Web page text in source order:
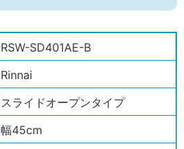
RSW-SD401AE-B
Rinnai
スライドオープンタイプ
幅45cm